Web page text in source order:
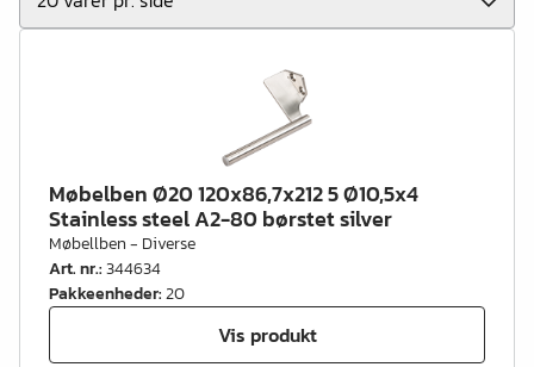
Møbelben Ø20 120x86,7x212 5 Ø10,5x4
Stainless steel A2-80 børstet silver
Møbellben - Diverse
Art. nr.:344634
Pakkeenheder:20
Vis produkt